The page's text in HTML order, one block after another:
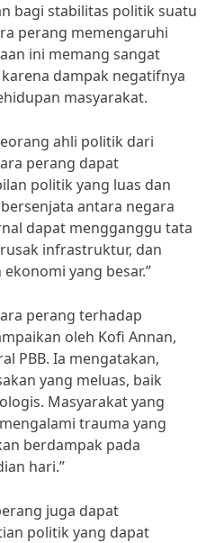
bagi stabilitas politik suatu
perang memengaruhi
ini memang sangat
dampak negatifnya
masyarakat.
ahli politik dari
perang dapat
politik yang luas dan
antara negara
dapat mengganggu tata
infrastruktur, dan
yang besar.”
perang terhadap
oleh Kofi Annan,
PBB. Ia mengatakan,
yang meluas, baik
Masyarakat yang
trauma yang
berdampak pada
hari.”
juga dapat
politik yang dapat